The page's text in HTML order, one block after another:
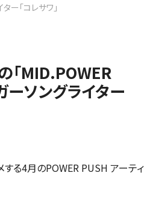
ー「コレサワ」
MID.POWER
ーソングライター
る4月のPOWER PUSH アーティ